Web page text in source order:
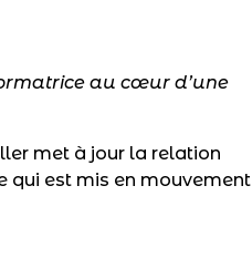
au cœur d’une
met à jour la relation
qui est mis en mouvement